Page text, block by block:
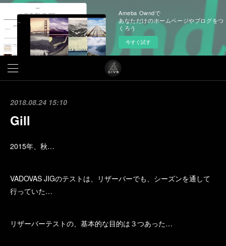
Ameba Owndで
あなただけのホームページやブログをつ
くろう
今すぐ試す
2018.08.24 15:10
Gill
2015年、秋…
VADOVAS JIGのテストは、リザーバーでも、シーズンを通して
行っていた…
リザーバーテストの、基本的な目的は３つあった…